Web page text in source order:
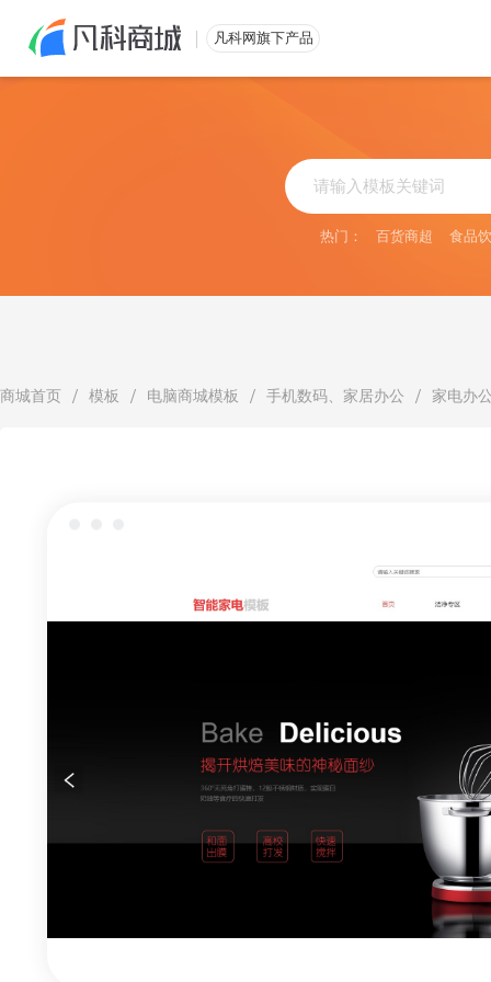
凡科网旗下产品
热门： 百货商超 食品
商城首页 / 模板 / 电脑商城模板 / 手机数码、家居办公 / 家电办